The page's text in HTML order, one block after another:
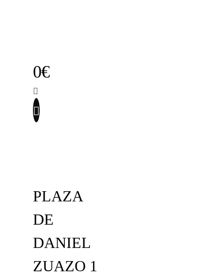
0€
PLAZA
DE
DANIEL
ZUAZO 1